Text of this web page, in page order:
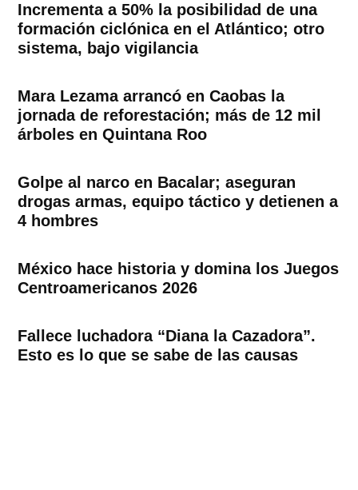
Incrementa a 50% la posibilidad de una
formación ciclónica en el Atlántico; otro
sistema, bajo vigilancia
Mara Lezama arrancó en Caobas la
jornada de reforestación; más de 12 mil
árboles en Quintana Roo
Golpe al narco en Bacalar; aseguran
drogas armas, equipo táctico y detienen a
4 hombres
México hace historia y domina los Juegos
Centroamericanos 2026
Fallece luchadora “Diana la Cazadora”.
Esto es lo que se sabe de las causas